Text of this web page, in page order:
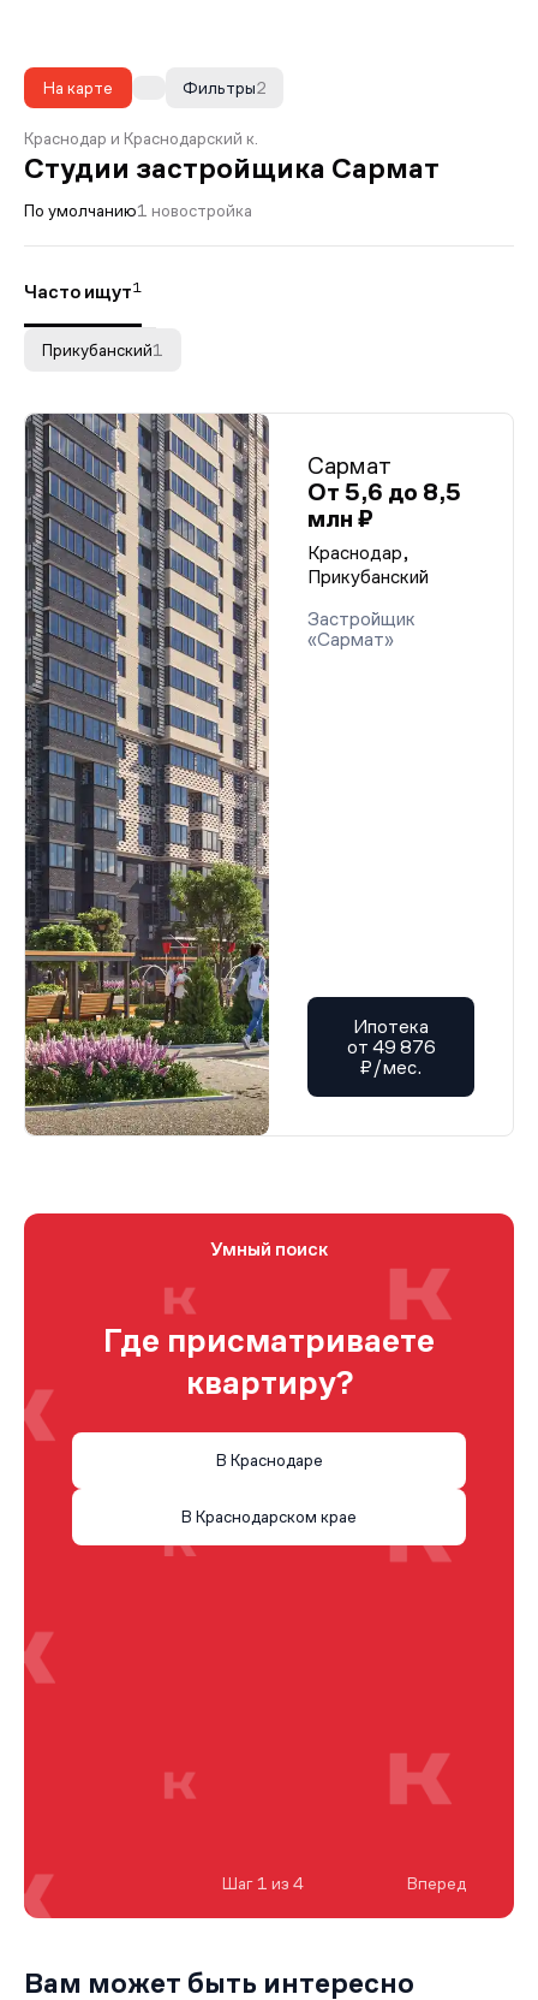
На карте 2
Фильтры
Краснодар и Краснодарский к.
Студии застройщика Сармат
По умолчанию1 новостройка
Часто ищут1
Прикубанский1
Сармат
От 5,6 до 8,5
млн ₽
Краснодар,
Прикубанский
Застройщик
«Сармат»
Ипотека
от 49 876
₽/мес.
Умный поиск
Где присматриваете
квартиру?
В Краснодаре
В Краснодарском крае
Шаг 1 из 4 Вперед
Вам может быть интересно